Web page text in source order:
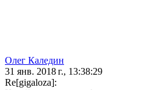
Олег Каледин
31 янв. 2018 г., 13:38:29
Re[gigaloza]: